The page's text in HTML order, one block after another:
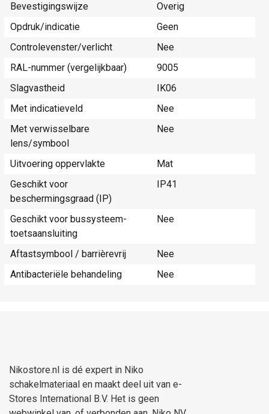
Bevestigingswijze
Overig
Opdruk/indicatie
Geen
Controlevenster/verlicht
Nee
RAL-nummer (vergelijkbaar)
9005
Slagvastheid
IK06
Met indicatieveld
Nee
Met verwisselbare
lens/symbool
Nee
Uitvoering oppervlakte
Mat
Geschikt voor
beschermingsgraad (IP)
IP41
Geschikt voor bussysteem-
toetsaansluiting
Nee
Aftastsymbool / barrièrevrij
Nee
Antibacteriële behandeling
Nee
Nikostore.nl is dé expert in Niko
schakelmateriaal en maakt deel uit van e-
Stores International B.V. Het is geen